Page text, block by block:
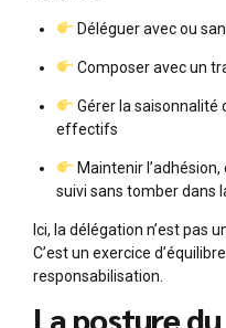
Déléguer avec ou
Composer avec un
Gérer la saisonnalité
effectifs
Maintenir
suivi sans tomber dans
Ici, la délégation n’est pas
C’est un exercice
responsabilisation.
La posture